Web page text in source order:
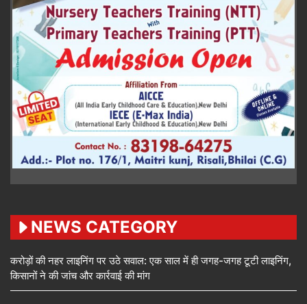
NEWS CATEGORY
करोड़ों की नहर लाइनिंग पर उठे सवाल: एक साल में ही जगह-जगह टूटी लाइनिंग,
किसानों ने की जांच और कार्रवाई की मांग